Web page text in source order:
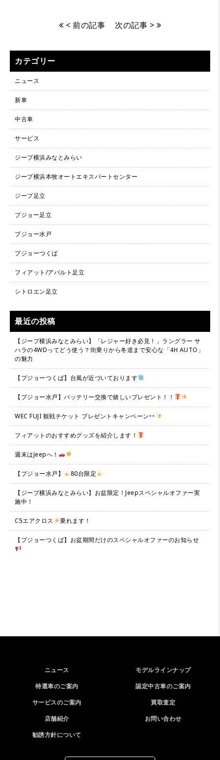
< 前の記事 次の記事 >
カテゴリー
ニュース
新車
中古車
サービス
ジープ横浜みなとみらい
ジープ横浜本牧オートエキスパートセンター
ジープ足立
プジョー足立
プジョー水戸
プジョーつくば
フィアット/アバルト足立
シトロエン足立
最近の投稿
【ジープ横浜みなとみらい】「レジャー好き必見！」ラングラー サ
ハラの4WDってどう使う？街乗りから冬道まで安心な「4H AUTO」
の魅力
【プジョーつくば】台風が近づいております
【プジョー水戸】バッテリー交換で嬉しいプレゼント！！
WEC FUJI 観戦チケット プレゼントキャンペーン
フィアットのおすすめグッズを紹介します！
週末はJeepへ！
【プジョー水戸】 80台限定
【ジープ横浜みなとみらい】お盆限定！Jeepスペシャルオファー実
施中！
C5エアクロス 乗れます！
【プジョーつくば】お盆期間だけのスペシャルオファーのお知らせ
ニュース
モデルラインナップ
特選車のご案内
認定中古車のご案内
サービスのご案内
買取査定
店舗紹介
お問い合わせ
勧誘方針について